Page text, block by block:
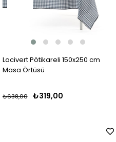
Lacivert Pötikareli 150x250 cm
Masa Örtüsü
₺319,00
₺638,00